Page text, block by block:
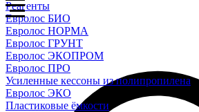
Реагенты
Евролос БИО
Евролос НОРМА
Евролос ГРУНТ
Евролос ЭКОПРОМ
Евролос ПРО
Усиленные кессоны из полипропилена
Евролос ЭКО
Пластиковые ёмкости